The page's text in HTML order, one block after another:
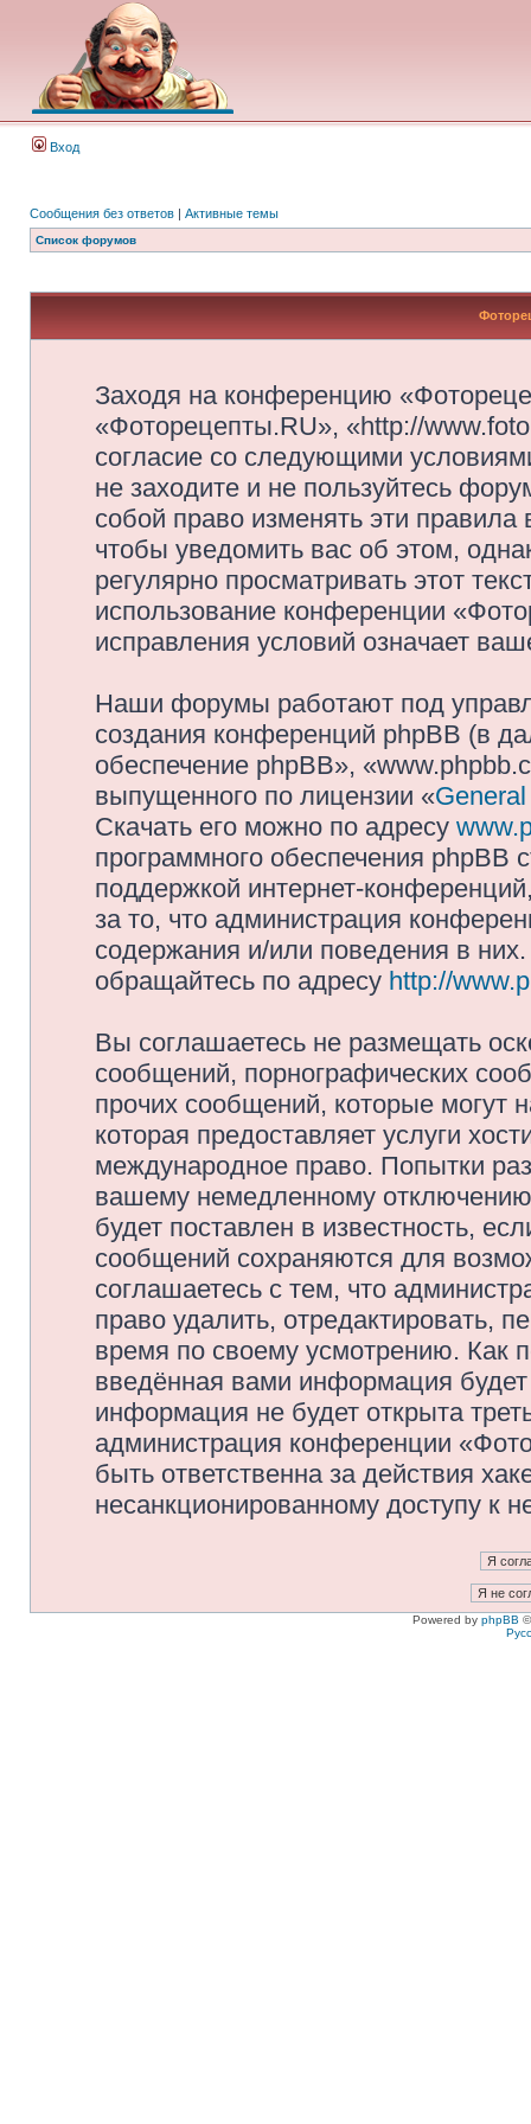
Вход
Сообщения без ответов | Активные темы
Список форумов
Заходя на конференцию
«Фоторецепты.RU», «http://
согласие со следующими
не заходите и не пользуйтесь
собой право изменять эти
чтобы уведомить вас об этом,
регулярно просматривать этот
использование конференции
исправления условий означает
Наши форумы работают под
создания конференций phpBB (в
обеспечение phpBB»,
выпущенного по лицензии «
Скачать его можно по адресу
программного обеспечения phpBB
поддержкой интернет-
за то, что администрация
содержания и/или поведения в
обращайтесь по адресу http://
Вы соглашаетесь не размещать
сообщений, порнографических
прочих сообщений, которые могут
которая предоставляет услуги
международное право. Попытки
вашему немедленному
будет поставлен в известность,
сообщений сохраняются для
соглашаетесь с тем, что
право удалить, отредактировать,
время по своему усмотрению. Как
введённая вами информация
информация не будет открыта
администрация конференции
быть ответственна за действия
несанкционированному доступу к
Powered by phpBB